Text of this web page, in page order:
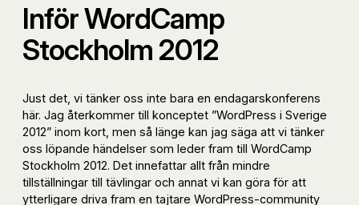
Inför WordCamp
Stockholm 2012
Just det, vi tänker oss inte bara en endagarskonferens
här. Jag återkommer till konceptet ”WordPress i Sverige
2012” inom kort, men så länge kan jag säga att vi tänker
oss löpande händelser som leder fram till WordCamp
Stockholm 2012. Det innefattar allt från mindre
tillställningar till tävlingar och annat vi kan göra för att
ytterligare driva fram en tajtare WordPress-community